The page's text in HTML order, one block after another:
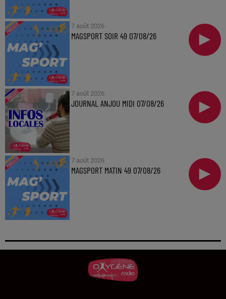
7 août 2026
MAGSPORT SOIR 49 07/08/26
7 août 2026
JOURNAL ANJOU MIDI 07/08/26
7 août 2026
MAGSPORT MATIN 49 07/08/26